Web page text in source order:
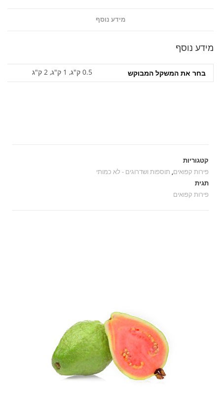
מידע נוסף
מידע נוסף
בחר את המשקל המבוקש‎ 0.5 ק"ג, 1 ק"ג, 2 ק"ג
קטגוריות
פירות קפואים, תוספות ושדרוגים - לא כמותי
תגית
פירות קפואים